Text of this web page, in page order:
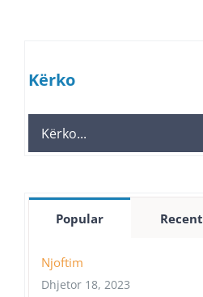
Kërko
Search
for:
Popular Recent
Njoftim
Dhjetor 18, 2023